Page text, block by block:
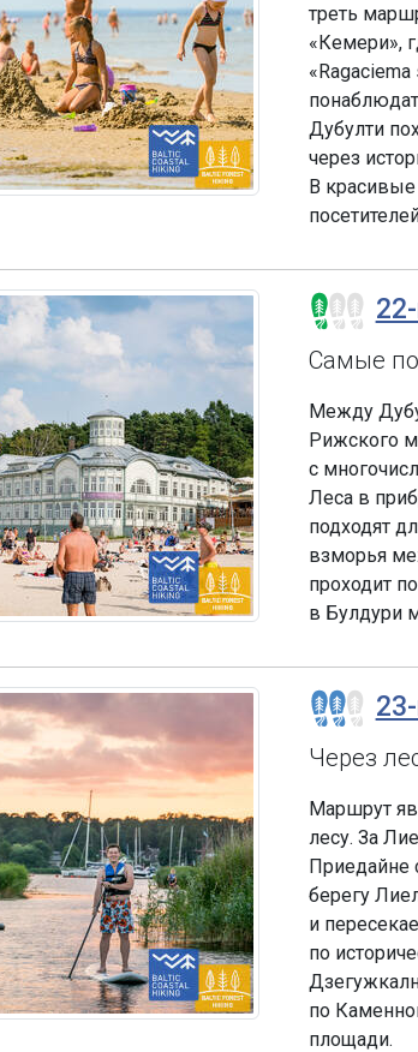
треть
«Кемери»,
Дубулти
через
В
Самые
Между
Рижского
с
Леса в
подходят
взморья
проходит
в Булдури
Через
Маршрут
лесу. За
Приедайне
берегу
и
по
по
площади.